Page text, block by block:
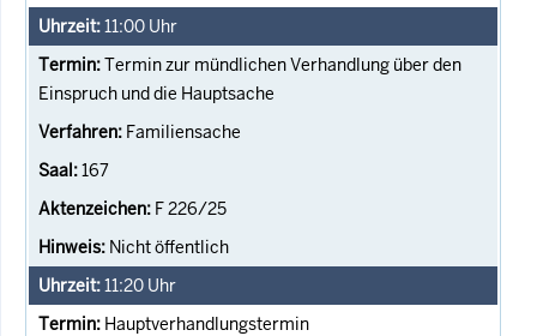
11:00 Uhr
Termin zur mündlichen Verhandlung über den
Einspruch und die Hauptsache
Familiensache
167
F 226/25
Nicht öffentlich
11:20 Uhr
Hauptverhandlungstermin